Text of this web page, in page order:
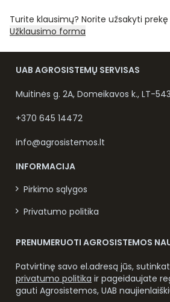
Turite klausimų? Norite užsakyti
Užklausimo forma
UAB AGROSISTEMŲ SERVISAS
Muitinės g. 2A, Domeikavos k., LT-
+370 645 14472
info@agrosistemos.lt
INFORMACIJA
Pirkimo sąlygos
Privatumo politika
PRENUMERUOTI AGROSISTEMOS
Patvirtinę savo el.adresą jūs,
privatumo politika ir pageidaujate
gauti Agrosistemos, UAB